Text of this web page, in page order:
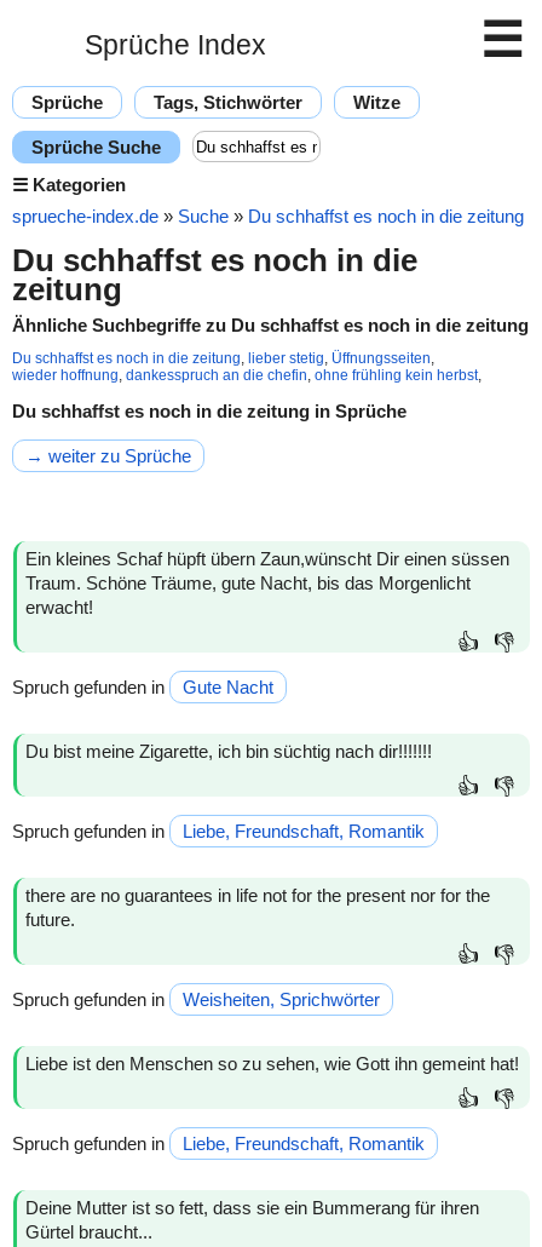
Sprüche Index ☰
Sprüche Tags, Stichwörter Witze
Sprüche Suche
☰ Kategorien
sprueche-index.de » Suche » Du schhaffst es noch in die zeitung
Du schhaffst es noch in die
zeitung
Ähnliche Suchbegriffe zu Du schhaffst es noch in die zeitung
Du schhaffst es noch in die zeitung, lieber stetig, Üffnungsseiten,
wieder hoffnung, dankesspruch an die chefin, ohne frühling kein herbst,
Du schhaffst es noch in die zeitung in Sprüche
→ weiter zu Sprüche
Ein kleines Schaf hüpft übern Zaun,wünscht Dir einen süssen
Traum. Schöne Träume, gute Nacht, bis das Morgenlicht
erwacht!
👍 👎
Spruch gefunden in Gute Nacht
Du bist meine Zigarette, ich bin süchtig nach dir!!!!!!!
👍 👎
Spruch gefunden in Liebe, Freundschaft, Romantik
there are no guarantees in life not for the present nor for the
future.
👍 👎
Spruch gefunden in Weisheiten, Sprichwörter
Liebe ist den Menschen so zu sehen, wie Gott ihn gemeint hat!
👍 👎
Spruch gefunden in Liebe, Freundschaft, Romantik
Deine Mutter ist so fett, dass sie ein Bummerang für ihren
Gürtel braucht...